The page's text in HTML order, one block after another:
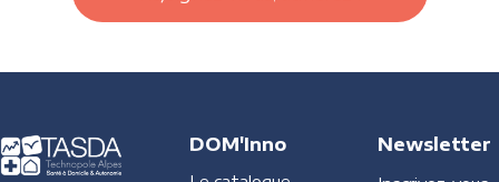
DOM'Inno Newsletter